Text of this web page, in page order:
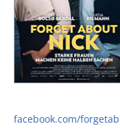
facebook.com/